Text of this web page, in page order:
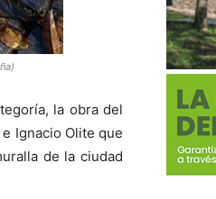
la obra del
Ignacio Olite que
de la ciudad